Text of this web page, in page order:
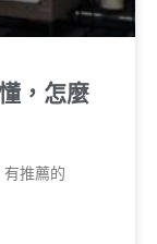
，怎麼
有推薦的